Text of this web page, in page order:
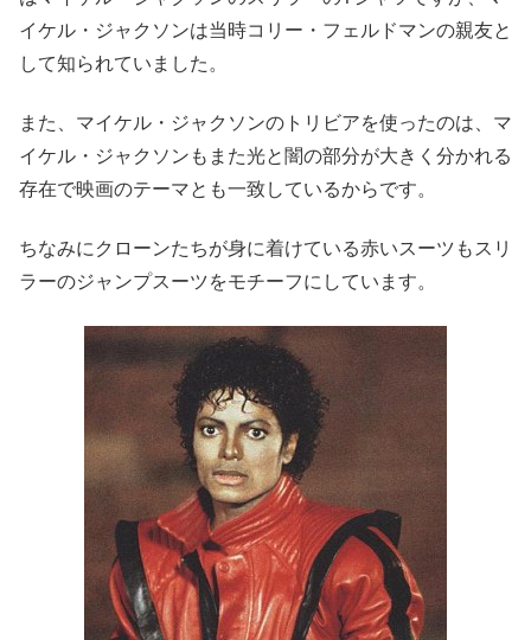
イケル・ジャクソンは当時コリー・フェルドマンの親友と
して知られていました。
また、マイケル・ジャクソンのトリビアを使ったのは、マ
イケル・ジャクソンもまた光と闇の部分が大きく分かれる
存在で映画のテーマとも一致しているからです。
ちなみにクローンたちが身に着けている赤いスーツもスリ
ラーのジャンプスーツをモチーフにしています。